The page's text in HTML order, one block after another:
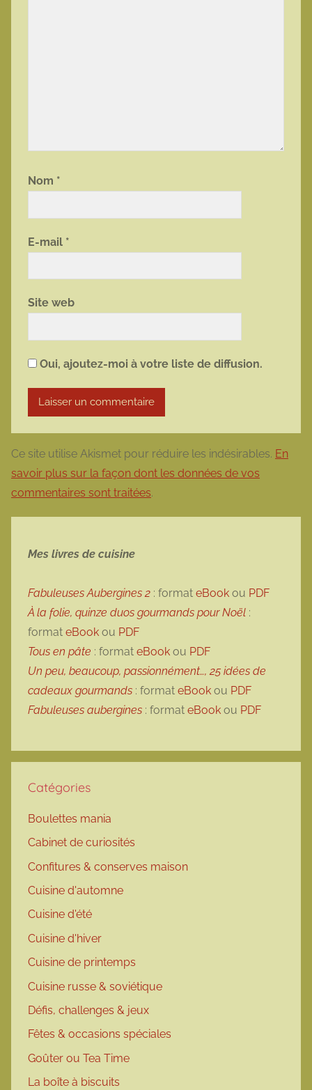
Nom *
E-mail *
Site web
Oui, ajoutez-moi à votre liste de diffusion.
Ce site utilise Akismet pour réduire les indésirables. En
savoir plus sur la façon dont les données de vos
commentaires sont traitées.
Mes livres de cuisine
Fabuleuses Aubergines 2 : format eBook ou PDF
À la folie, quinze duos gourmands pour Noël :
format eBook ou PDF
Tous en pâte : format eBook ou PDF
Un peu, beaucoup, passionnément…, 25 idées de
cadeaux gourmands : format eBook ou PDF
Fabuleuses aubergines : format eBook ou PDF
Catégories
Boulettes mania
Cabinet de curiosités
Confitures & conserves maison
Cuisine d'automne
Cuisine d'été
Cuisine d'hiver
Cuisine de printemps
Cuisine russe & soviétique
Défis, challenges & jeux
Fêtes & occasions spéciales
Goûter ou Tea Time
La boîte à biscuits